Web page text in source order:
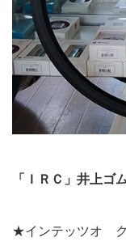
「ＩＲＣ」井上ゴ
★インテッツオ ク